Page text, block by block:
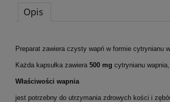
B-50 aktywny B-kompleks - 120
kapsułek
Opis
Preparat zawiera czysty wapń w formie cytrynianu
Każda kapsułka zawiera 500 mg cytrynianu wapnia,
Właściwości wapnia
jest potrzebny do utrzymania zdrowych kości i